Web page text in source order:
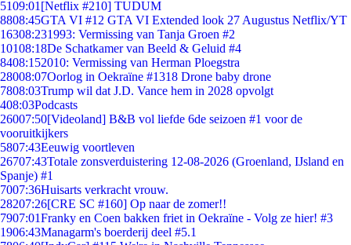
5109:01 [Netflix #210] TUDUM
8808:45GTA VI #12 GTA VI Extended look 27 Augustus Netflix/YT
16308:231993: Vermissing van Tanja Groen #2
10108:18De Schatkamer van Beeld & Geluid #4
8408:152010: Vermissing van Herman Ploegstra
28008:07Oorlog in Oekraïne #1318 Drone baby drone
7808:03Trump wil dat J.D. Vance hem in 2028 opvolgt
408:03Podcasts
26007:50[Videoland] B&B vol liefde 6de seizoen #1 voor de
vooruitkijkers
5807:43Eeuwig voortleven
26707:43Totale zonsverduistering 12-08-2026 (Groenland, IJsland en
Spanje) #1
7007:36Huisarts verkracht vrouw.
28207:26[CRE SC #160] Op naar de zomer!!
7907:01Franky en Coen bakken friet in Oekraïne - Volg ze hier! #3
1906:43Managarm's boerderij deel #5.1